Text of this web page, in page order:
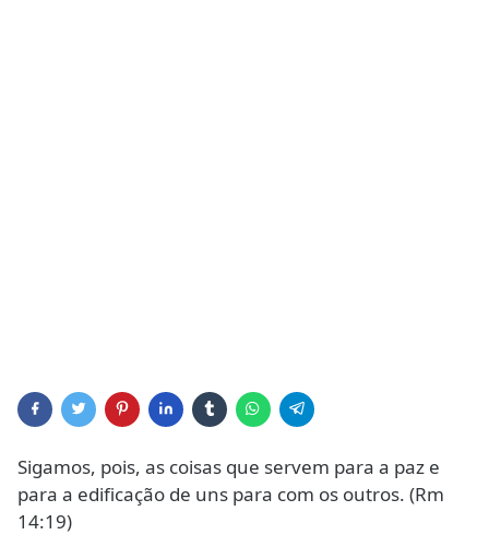
Sigamos, pois, as coisas que servem para a paz e
para a edificação de uns para com os outros. (Rm
14:19)